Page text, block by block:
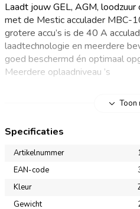
Laadt jouw GEL, AGM,
met de Mestic acculader MBC-
grotere accu’s is de 40 A
laadtechnologie en meerdere
goed beschermd én optimaal
Meerdere oplaadniveau ’s
De Mestic acculader MBC-
waarmee jouw accu snel,
Ook lege of diep ontladen
automatisch het laadniveau van
hier slim op aan. De acculader is
batterijsoorten, waaronder SLA,
Toon
Specificaties
Artikelnummer
EAN-code
Kleur
Gewicht